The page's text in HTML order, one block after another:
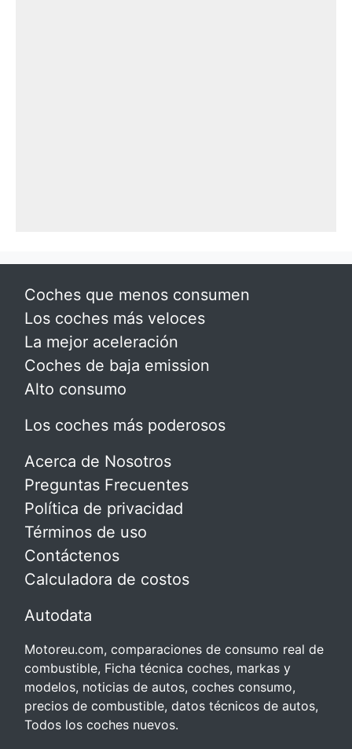
Coches que menos consumen
Los coches más veloces
La mejor aceleración
Coches de baja emission
Alto consumo
Los coches más poderosos
Acerca de Nosotros
Preguntas Frecuentes
Política de privacidad
Términos de uso
Contáctenos
Calculadora de costos
Autodata
Motoreu.com, comparaciones de consumo real de
combustible, Ficha técnica coches, markas y
modelos, noticias de autos, coches consumo,
precios de combustible, datos técnicos de autos,
Todos los coches nuevos.